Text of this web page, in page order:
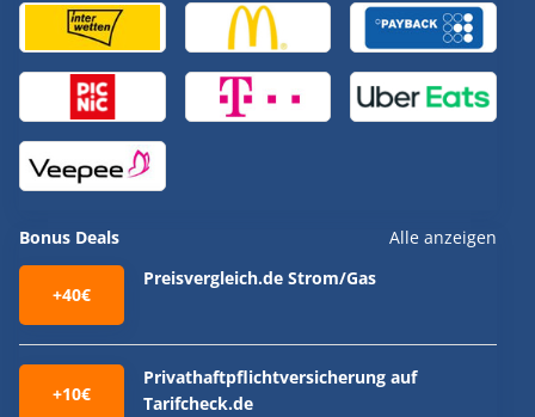
Bonus Deals Alle anzeigen
+40€
Preisvergleich.de Strom/Gas
+10€
Privathaftpflichtversicherung auf
Tarifcheck.de